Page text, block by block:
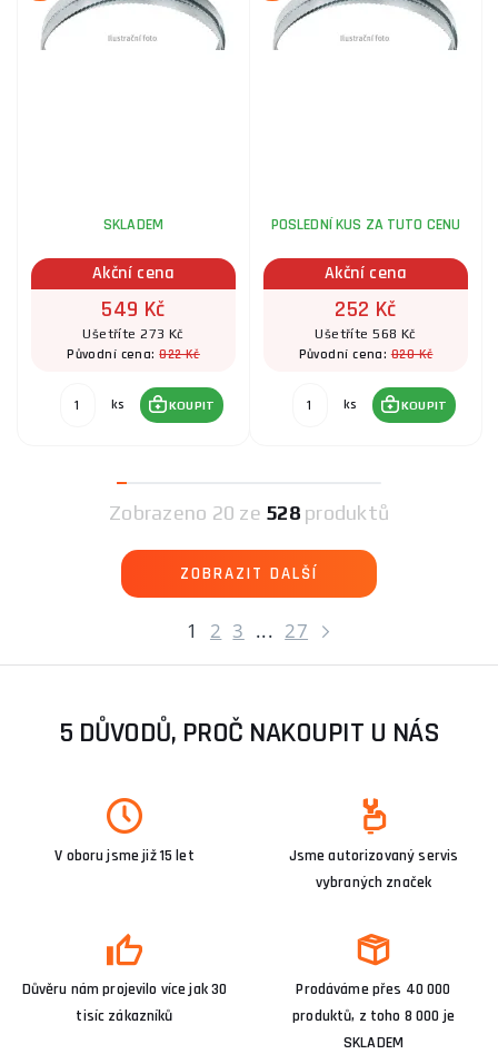
SKLADEM
Akční cena
549 Kč
Ušetříte 273 Kč
Původní cena:822 Kč
ks KOUPIT
POSLEDNÍ KUS ZA TUTO CENU
Akční cena
252 Kč
Ušetříte 568 Kč
Původní cena:820 Kč
ks KOUPIT
1 2 3 ... 27
Zobrazeno 20 ze 528produktů
ZOBRAZIT DALŠÍ
5 DŮVODŮ, PROČ NAKOUPIT U NÁS
V oboru jsme již 15 let
Jsme autorizovaný servis
vybraných značek
Důvěru nám projevilo více jak 30
tisíc zákazníků
Prodáváme přes 40 000
produktů, z toho 8 000 je
SKLADEM